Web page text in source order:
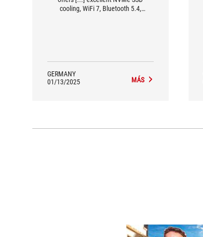
cooling, WiFi 7, Bluetooth 5.4,
GERMANY
01/13/2025
MÁS